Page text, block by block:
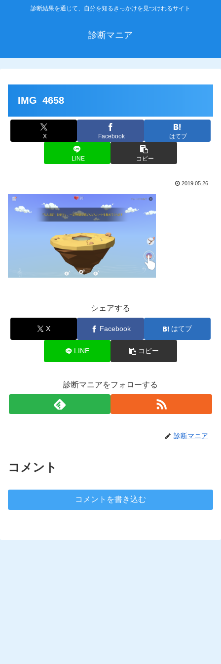
診断結果を通じて、自分を知るきっかけを見つけれるサイト
診断マニア
IMG_4658
X Facebook はてブ
LINE コピー
2019.05.26
シェアする
X Facebook はてブ
LINE コピー
診断マニアをフォローする
診断マニア
コメント
コメントを書き込む